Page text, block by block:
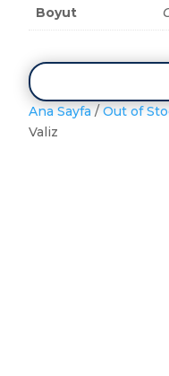
Boyut
Ana Sayfa /Out of
Valiz